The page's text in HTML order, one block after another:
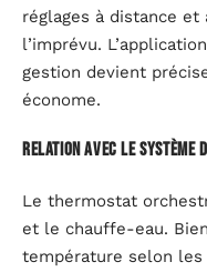
réglages à distance
l’imprévu.
gestion devient
économe.
Relation avec le système
Le thermostat
et le chauffe-eau.
température selon